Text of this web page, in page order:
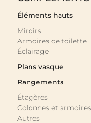
Éléments hauts
Miroirs
Armoires de toilette
Éclairage
Plans vasque
Rangements
Étagères
Colonnes et armoires
Autres